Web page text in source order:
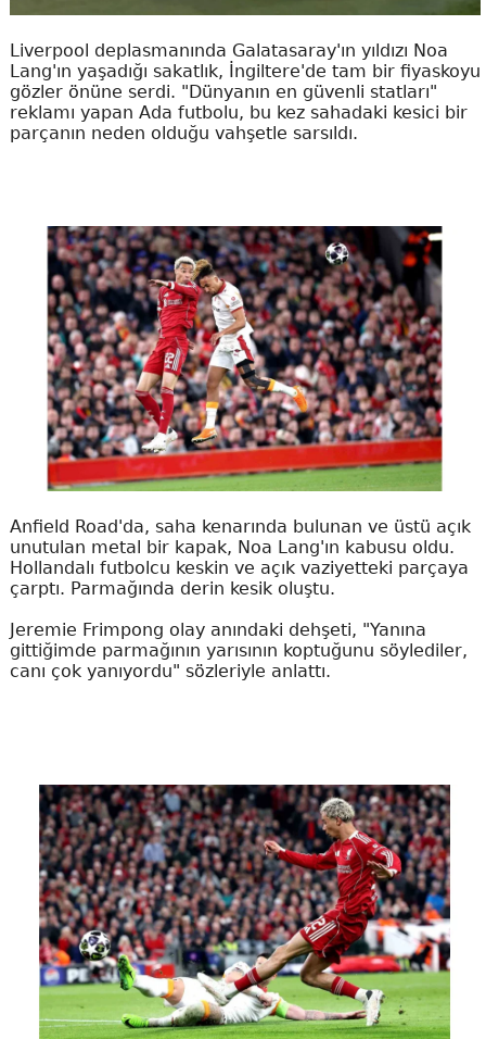
Liverpool deplasmanında Galatasaray'ın yıldızı Noa
Lang'ın yaşadığı sakatlık, İngiltere'de tam bir fiyaskoyu
gözler önüne serdi. "Dünyanın en güvenli statları"
reklamı yapan Ada futbolu, bu kez sahadaki kesici bir
parçanın neden olduğu vahşetle sarsıldı.
Anfield Road'da, saha kenarında bulunan ve üstü açık
unutulan metal bir kapak, Noa Lang'ın kabusu oldu.
Hollandalı futbolcu keskin ve açık vaziyetteki parçaya
çarptı. Parmağında derin kesik oluştu.
Jeremie Frimpong olay anındaki dehşeti, "Yanına
gittiğimde parmağının yarısının koptuğunu söylediler,
canı çok yanıyordu" sözleriyle anlattı.